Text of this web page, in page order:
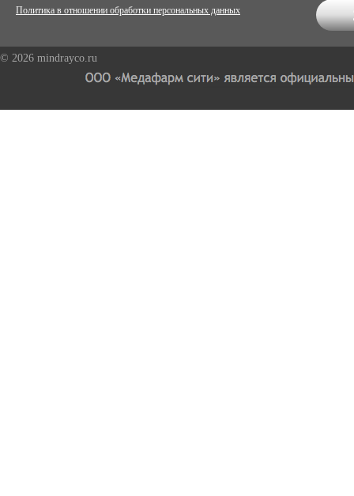
Политика в отношении обработки персональных данных
© 2026 mindrayco.ru